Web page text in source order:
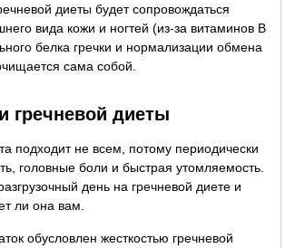
диеты будет сопровождаться
вида кожи и ногтей (из-за витаминов B
белка гречки и нормализации обмена
сама собой.
гречневой диеты
подходит не всем, потому периодически
головные боли и быстрая утомляемость.
день на гречневой диете и
ли она вам.
обусловлен жесткостью гречневой